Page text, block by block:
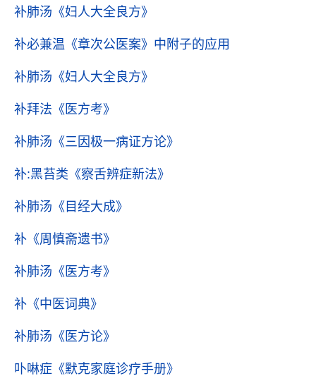
补肺汤 《妇人大全良方》
补必兼温 《章次公医案》中附子的应用
补肺汤 《妇人大全良方》
补拜法 《医方考》
补肺汤 《三因极一病证方论》
补:黑苔类 《察舌辨症新法》
补肺汤 《目经大成》
补 《周慎斋遗书》
补肺汤 《医方考》
补 《中医词典》
补肺汤 《医方论》
卟啉症 《默克家庭诊疗手册》